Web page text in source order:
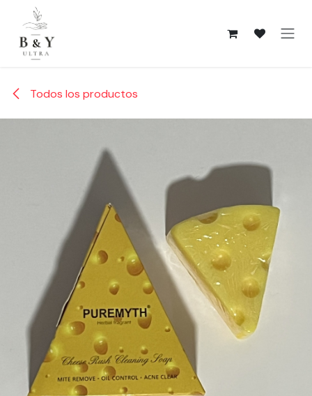
Ir al contenido
Todos los productos